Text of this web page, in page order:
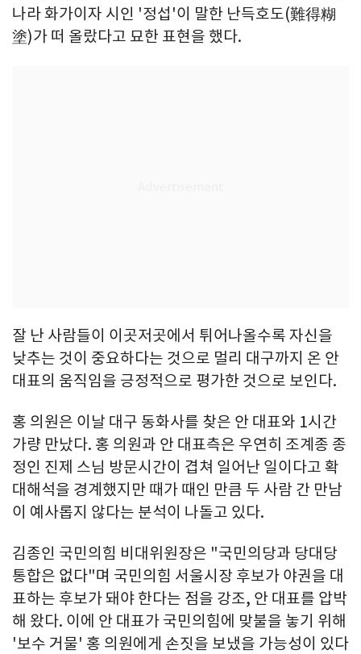
나라 화가이자 시인 '정섭'이 말한 난득호도(難得糊
塗)가 떠 올랐다고 묘한 표현을 했다.
잘 난 사람들이 이곳저곳에서 튀어나올수록 자신을
낮추는 것이 중요하다는 것으로 멀리 대구까지 온 안
대표의 움직임을 긍정적으로 평가한 것으로 보인다.
홍 의원은 이날 대구 동화사를 찾은 안 대표와 1시간
가량 만났다. 홍 의원과 안 대표측은 우연히 조계종 종
정인 진제 스님 방문시간이 겹쳐 일어난 일이다고 확
대해석을 경계했지만 때가 때인 만큼 두 사람 간 만남
이 예사롭지 않다는 분석이 나돌고 있다.
김종인 국민의힘 비대위원장은 "국민의당과 당대당
통합은 없다"며 국민의힘 서울시장 후보가 야권을 대
표하는 후보가 돼야 한다는 점을 강조, 안 대표를 압박
해 왔다. 이에 안 대표가 국민의힘에 맞불을 놓기 위해
'보수 거물' 홍 의원에게 손짓을 보냈을 가능성이 있다